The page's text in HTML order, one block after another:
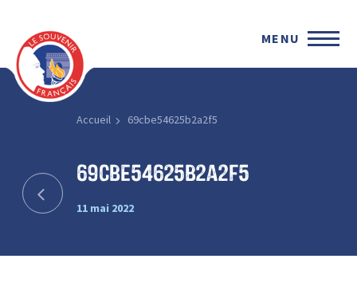
MENU
Accueil 69cbe54625b2a2f5
69cbe54625b2a2f5
11 mai 2022